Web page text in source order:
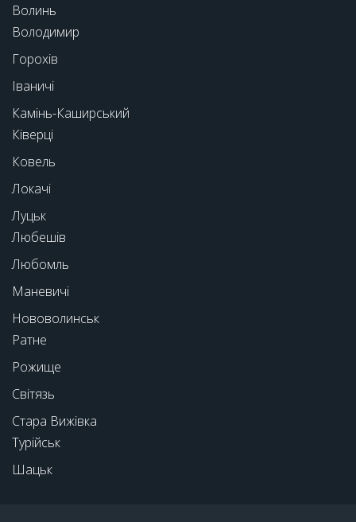
Волинь
Володимир
Горохів
Іваничі
Камінь-Каширський
Ківерці
Ковель
Локачі
Луцьк
Любешів
Любомль
Маневичі
Нововолинськ
Ратне
Рожище
Світязь
Стара Вижівка
Турійськ
Шацьк